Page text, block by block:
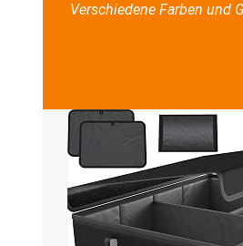
Verschiedene Farben und